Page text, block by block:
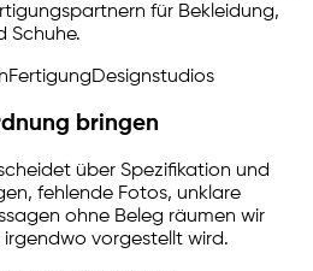
für Bekleidung,
Schuhe.
FertigungDesignstudios
bringen
über Spezifikation und
fehlende Fotos, unklare
ohne Beleg räumen wir
irgendwo vorgestellt wird.